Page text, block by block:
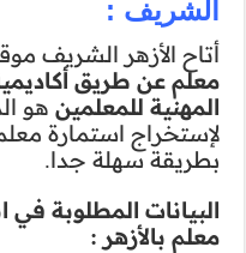
صحيفة أحوال
وموقعالأكاديمية
الرسمي
ويتم ذلك
بيان حالة